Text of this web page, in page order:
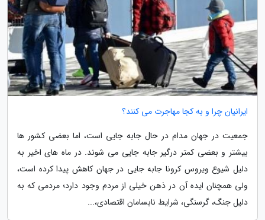
ایرانیان چرا و به کجا مهاجرت می کنند؟
جمعیت در جهان مدام در حال جابه جایی است، اما بعضی کشور ها
بیشتر و بعضی کمتر درگیر جابه جایی می شوند. در ماه های اخیر به
دلیل شیوع ویروس کرونا جابه جایی در جهان کاهش پیدا کرده است،
ولی همچنان ایده آن در ذهن خیلی از مردم وجود دارد؛ مردمی که به
دلیل جنگ، گرسنگی، شرایط نابسامان اقتصادی،...